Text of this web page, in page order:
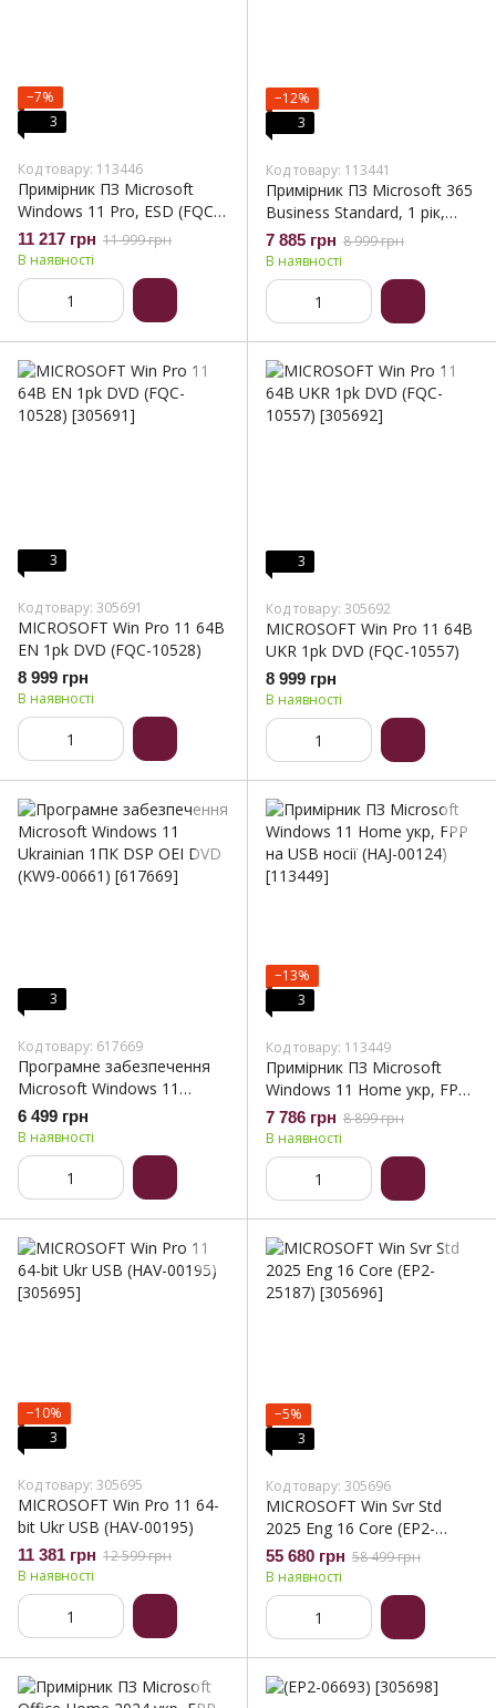
−7%
3
Код товару: 113446
Примірник ПЗ Microsoft
Windows 11 Pro, ESD (FQC-
10572)
11 217 грн 11 999 грн
В наявності
−12%
3
Код товару: 113441
Примірник ПЗ Microsoft 365
Business Standard, 1 рік,
ESD (KLQ-00217)
7 885 грн 8 999 грн
В наявності
3
Код товару: 305691
MICROSOFT Win Pro 11 64B
EN 1pk DVD (FQC-10528)
8 999 грн
В наявності
3
Код товару: 305692
MICROSOFT Win Pro 11 64B
UKR 1pk DVD (FQC-10557)
8 999 грн
В наявності
3
Код товару: 617669
Програмне забезпечення
Microsoft Windows 11
Ukrainian 1ПК DSP OEI DVD
(KW9-00661)
6 499 грн
В наявності
−13%
3
Код товару: 113449
Примірник ПЗ Microsoft
Windows 11 Home укр, FPP
на USB носії (HAJ-00124)
7 786 грн 8 899 грн
В наявності
−10%
3
Код товару: 305695
MICROSOFT Win Pro 11 64-
bit Ukr USB (HAV-00195)
11 381 грн 12 599 грн
В наявності
−5%
3
Код товару: 305696
MICROSOFT Win Svr Std
2025 Eng 16 Core (EP2-
25187)
55 680 грн 58 499 грн
В наявності